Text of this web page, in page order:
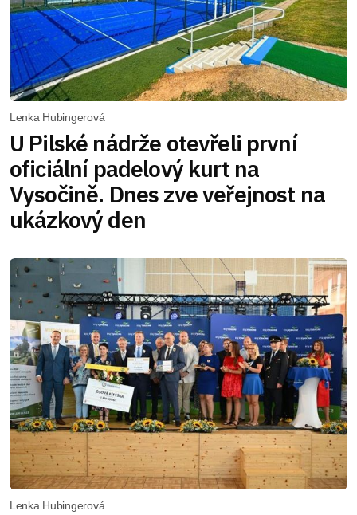
Lenka Hubingerová
U Pilské nádrže otevřeli první
oficiální padelový kurt na
Vysočině. Dnes zve veřejnost na
ukázkový den
Lenka Hubingerová